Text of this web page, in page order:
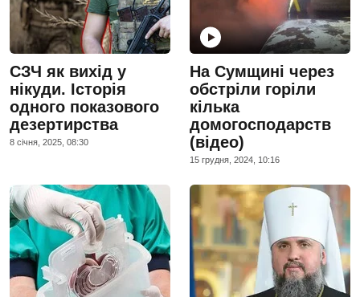
СЗЧ як вихід у
нікуди. Історія
одного показового
дезертирства
8 сiчня, 2025, 08:30
На Сумщині через
обстріли горіли
кілька
домогосподарств
(відео)
15 грудня, 2024, 10:16